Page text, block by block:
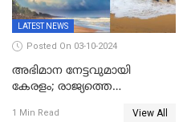
LATEST NEWS
Posted On 03-10-2024
അഭിമാന നേട്ടവുമായി
കേരളം; രാജ്യത്തെ
മലിന ജലം കേരളത്തില്‍;
1 Min Read View All